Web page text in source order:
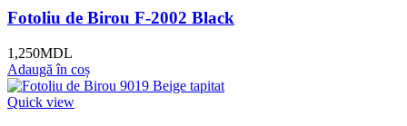
Fotoliu de Birou F-2002 Black
1,250MDL
Adaugă în coș
Quick view